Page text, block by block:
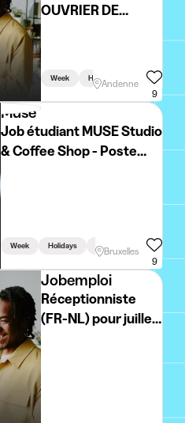
OUVRIER DE
SEMAINE
Week Holidays Driving
Andenne
9
Muse
Job étudiant MUSE Studio
& Coffee Shop - Poste
Week Holidays Weekend
Bruxelles
9
Jobemploi
Réceptionniste
(FR-NL) pour juillet